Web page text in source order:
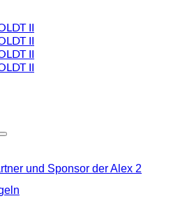
und Sponsor der Alex 2